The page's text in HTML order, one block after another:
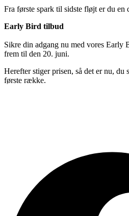
Fra første spark til sidste fløjt er du en
Early Bird tilbud
Sikre din adgang nu med vores Early
frem til den 20. juni.
Herefter stiger prisen, så det er nu, du
første række.